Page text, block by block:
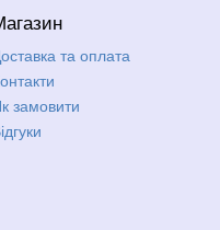
та оплата
замовити